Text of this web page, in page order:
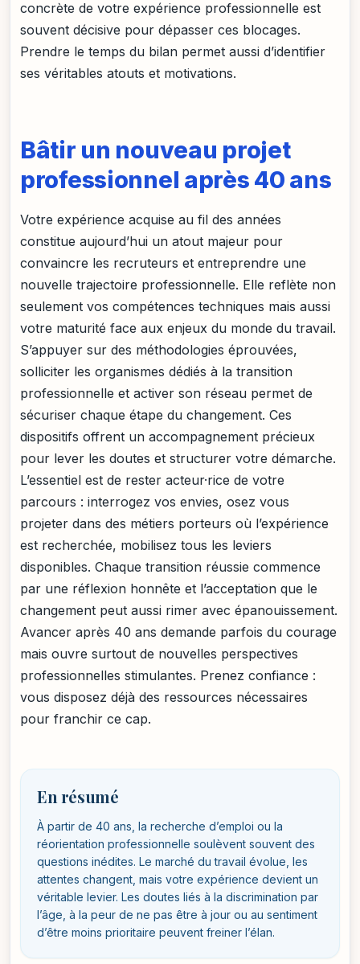
concrète de votre expérience professionnelle est
souvent décisive pour dépasser ces blocages.
Prendre le temps du bilan permet aussi d’identifier
ses véritables atouts et motivations.
Bâtir un nouveau projet
professionnel après 40 ans
Votre expérience acquise au fil des années
constitue aujourd’hui un atout majeur pour
convaincre les recruteurs et entreprendre une
nouvelle trajectoire professionnelle. Elle reflète non
seulement vos compétences techniques mais aussi
votre maturité face aux enjeux du monde du travail.
S’appuyer sur des méthodologies éprouvées,
solliciter les organismes dédiés à la transition
professionnelle et activer son réseau permet de
sécuriser chaque étape du changement. Ces
dispositifs offrent un accompagnement précieux
pour lever les doutes et structurer votre démarche.
L’essentiel est de rester acteur·rice de votre
parcours : interrogez vos envies, osez vous
projeter dans des métiers porteurs où l’expérience
est recherchée, mobilisez tous les leviers
disponibles. Chaque transition réussie commence
par une réflexion honnête et l’acceptation que le
changement peut aussi rimer avec épanouissement.
Avancer après 40 ans demande parfois du courage
mais ouvre surtout de nouvelles perspectives
professionnelles stimulantes. Prenez confiance :
vous disposez déjà des ressources nécessaires
pour franchir ce cap.
En résumé
À partir de 40 ans, la recherche d’emploi ou la
réorientation professionnelle soulèvent souvent des
questions inédites. Le marché du travail évolue, les
attentes changent, mais votre expérience devient un
véritable levier. Les doutes liés à la discrimination par
l’âge, à la peur de ne pas être à jour ou au sentiment
d’être moins prioritaire peuvent freiner l’élan.